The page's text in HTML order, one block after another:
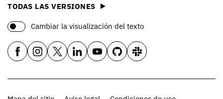
TODAS LAS VERSIONES
Cambiar la visualización del texto